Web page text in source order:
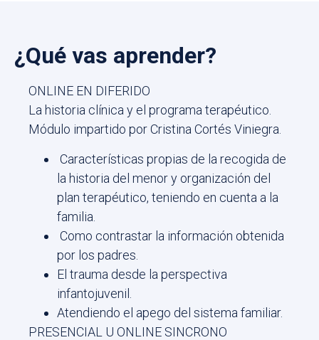
¿Qué vas aprender?
ONLINE EN DIFERIDO
La historia clínica y el programa terapéutico.
Módulo impartido por Cristina Cortés Viniegra.
Características propias de la recogida de
la historia del menor y organización del
plan terapéutico, teniendo en cuenta a la
familia.
Como contrastar la información obtenida
por los padres.
El trauma desde la perspectiva
infantojuvenil.
Atendiendo el apego del sistema familiar.
PRESENCIAL U ONLINE SINCRONO